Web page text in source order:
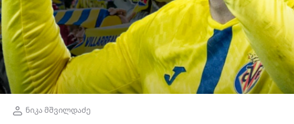
ნიკა მშვილდაძე